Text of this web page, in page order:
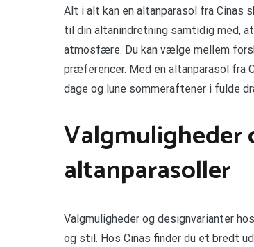
Alt i alt kan en altanparasol fra Cinas
til din altanindretning samtidig med,
atmosfære. Du kan vælge mellem
præferencer. Med en altanparasol fra
dage og lune sommeraftener i fulde
Valgmuligheder
altanparasoller
Valgmuligheder og designvarianter
og stil. Hos Cinas finder du et bredt